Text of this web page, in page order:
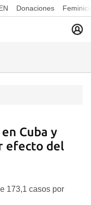
Donaciones
Cuba y
efecto del
173,1 casos por